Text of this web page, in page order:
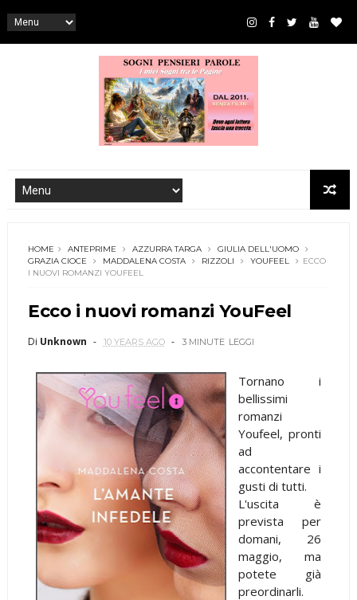
HOME ANTEPRIME AZZURRA TARGA
GIULIA DELL'UOMO
GRAZIA CIOCE
MADDALENA COSTA RIZZOLI YOUFEEL
ECCO
I NUOVI ROMANZI YOUFEEL
Ecco i nuovi romanzi YouFeel
Di Unknown 10 YEARS AGO 3 MINUTE LEGGI
Tornano i
bellissimi
romanzi
Youfeel, pronti
ad
accontentare i
gusti di tutti.
L'uscita è
prevista per
domani, 26
maggio, ma
potete già
preordinarli.